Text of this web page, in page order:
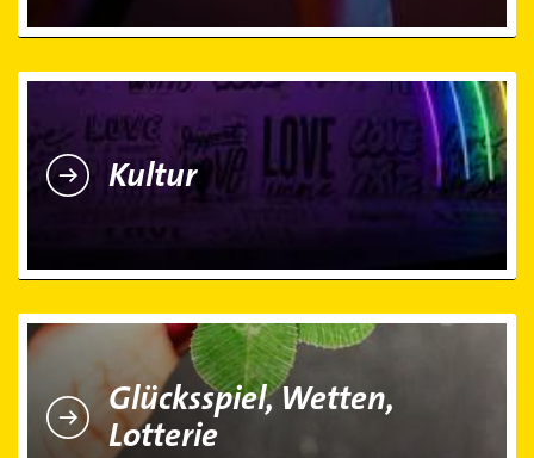
Kultur
Glücksspiel, Wetten,
Lotterie
Glücksspiel, Wetten, Lotterie